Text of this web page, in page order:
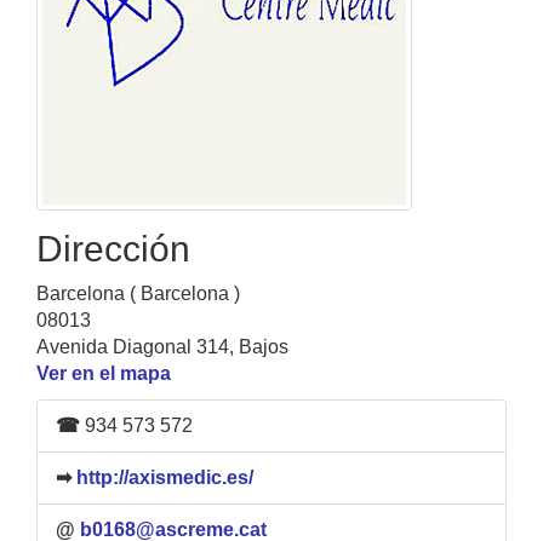
Dirección
Barcelona ( Barcelona )
08013
Avenida Diagonal 314, Bajos
Ver en el mapa
☎ 934 573 572
➡ http://axismedic.es/
@ b0168@ascreme.cat